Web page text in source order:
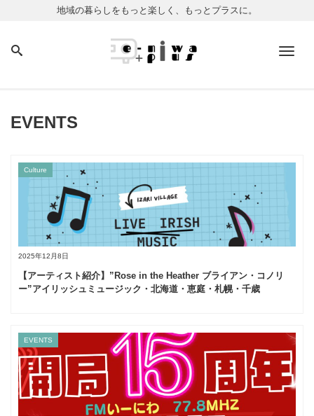
地域の暮らしをもっと楽しく、もっとプラスに。
EVENTS
2025年12月8日
Culture
【アーティスト紹介】”Rose in the Heather ブライアン・コノリ
ー”アイリッシュミュージック・北海道・恵庭・札幌・千歳
EVENTS